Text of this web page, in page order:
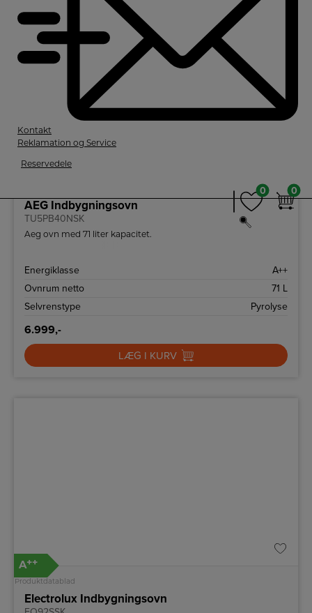
Kontakt
Reklamation og Service
Reservedele
0
0 0
0
++
AEG Indbygningsovn
TU5PB40NSK
Aeg ovn med 71 liter kapacitet.
Energiklasse
A++
Ovnrum netto
71 L
Selvrenstype
Pyrolyse
6.999,-
LÆG I KURV
A++
Produktdatablad
Electrolux Indbygningsovn